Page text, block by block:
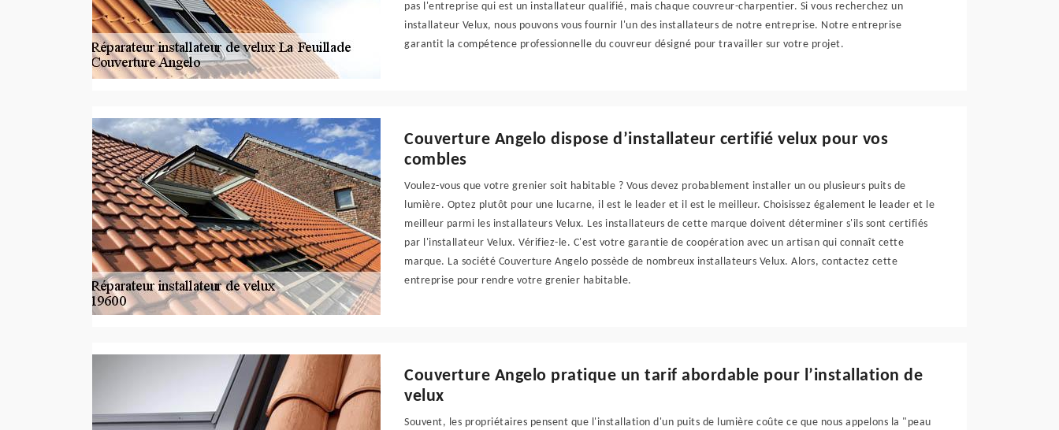
pas l'entreprise qui est un installateur qualifié, mais chaque couvreur-charpentier. Si vous recherchez un
installateur Velux, nous pouvons vous fournir l'un des installateurs de notre entreprise. Notre entreprise
garantit la compétence professionnelle du couvreur désigné pour travailler sur votre projet.
Couverture Angelo dispose d’installateur certifié velux pour vos
combles
Voulez-vous que votre grenier soit habitable ? Vous devez probablement installer un ou plusieurs puits de
lumière. Optez plutôt pour une lucarne, il est le leader et il est le meilleur. Choisissez également le leader et le
meilleur parmi les installateurs Velux. Les installateurs de cette marque doivent déterminer s'ils sont certifiés
par l'installateur Velux. Vérifiez-le. C'est votre garantie de coopération avec un artisan qui connaît cette
marque. La société Couverture Angelo possède de nombreux installateurs Velux. Alors, contactez cette
entreprise pour rendre votre grenier habitable.
Couverture Angelo pratique un tarif abordable pour l’installation de
velux
Souvent, les propriétaires pensent que l'installation d'un puits de lumière coûte ce que nous appelons la "peau